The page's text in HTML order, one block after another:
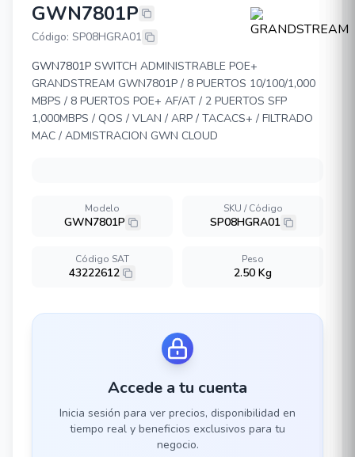
GRANDSTREAM GWN7801P
GWN7801P
Código: SP08HGRA01
GWN7801P SWITCH ADMINISTRABLE POE+
GRANDSTREAM GWN7801P / 8 PUERTOS 10/100/1,000
MBPS / 8 PUERTOS POE+ AF/AT / 2 PUERTOS SFP
1,000MBPS / QOS / VLAN / ARP / TACACS+ / FILTRADO
MAC / ADMISTRACION GWN CLOUD
Modelo
GWN7801P
SKU / Código
SP08HGRA01
Código SAT
43222612
Peso
2.50 Kg
Accede a tu cuenta
Inicia sesión para ver precios, disponibilidad en
tiempo real y beneficios exclusivos para tu
negocio.